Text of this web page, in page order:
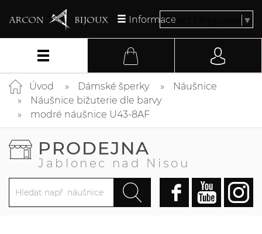
InformaceSelect Language ▼
Úvod Dámské šperky
Náušnice
Náušnice bižuterie dle barvy
modré náušnice U43-8AF
PRODEJNA
Jablonec nad Nisou